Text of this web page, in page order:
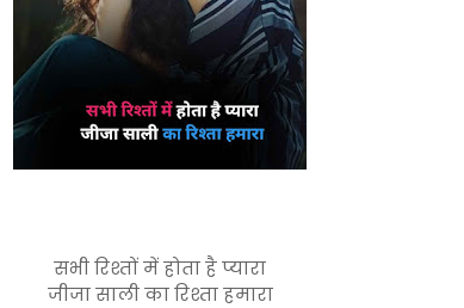
सभी रिश्तों में होता है प्यारा
जीजा साली का रिश्ता हमारा